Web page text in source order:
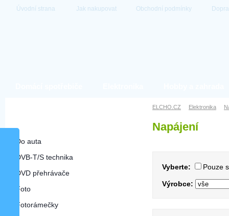
Úvodní strana Jak nakupovat Obchodní podmínky
Do auta
DVB-T/S technika
DVD přehrávače
Foto
Fotorámečky
ELCHO.CZ Elektronika
Napájení
Vyberte: Pouze
Výrobce: